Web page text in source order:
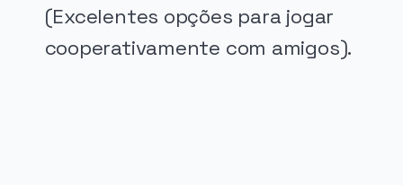
(Excelentes opções para jogar
cooperativamente com amigos).